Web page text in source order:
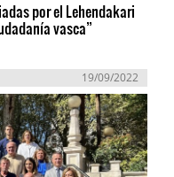
por el Lehendakari
vasca”
19/09/2022